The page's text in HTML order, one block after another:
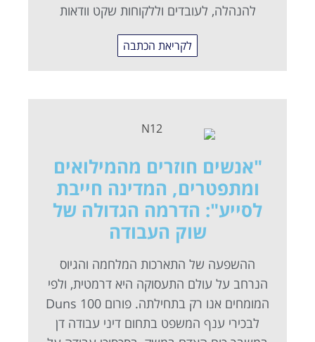
להנהלה, לעובדים וללקוחות שקט וודאות
לקריאת הכתבה
"אנשים חוזרים מהמילואים
ומתפטרים, המדינה חייבת
לסייע": הדרמה הגדולה של
שוק העבודה
ההשפעה של התארכות המלחמה והגיוס
הנרחב על עולם התעסוקה היא דרמטית, ולפי
המומחים אנו רק בתחילתה. פורום Duns 100
לבכירי ענף המשפט בתחום דיני עבודה דן